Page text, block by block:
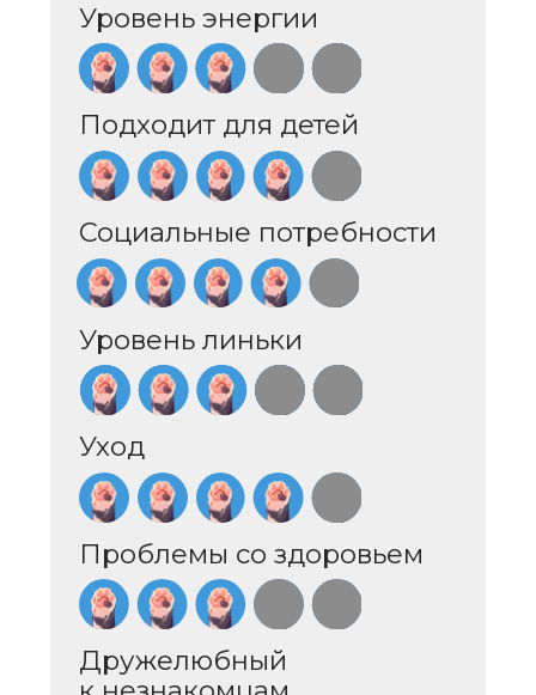
ИСТОРИЯ
И ПРОИСХОЖДЕНИЕ
АМЕРИКАНСКОЙ
КОРОТКОШЕРСТНОЙ
КОШКИ
Американская короткошерстная
и интересную историю. Ее предки,
вероятно, прибыли в Америку